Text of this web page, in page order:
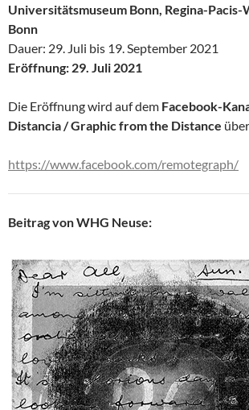
Universitätsmuseum Bonn, Regina-Pacis-
Bonn
Dauer: 29. Juli bis 19. September 2021
Eröffnung: 29. Juli 2021
Die Eröffnung wird auf dem Facebook-
Distancia / Graphic from the Distance
https://www.facebook.com/remotegraph/
Beitrag von WHG Neuse: